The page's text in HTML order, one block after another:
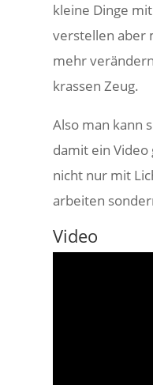
kleine Dinge
verstellen aber
mehr
krassen Zeug.
Also man kann
damit ein Video
nicht nur mit
arbeiten
Video